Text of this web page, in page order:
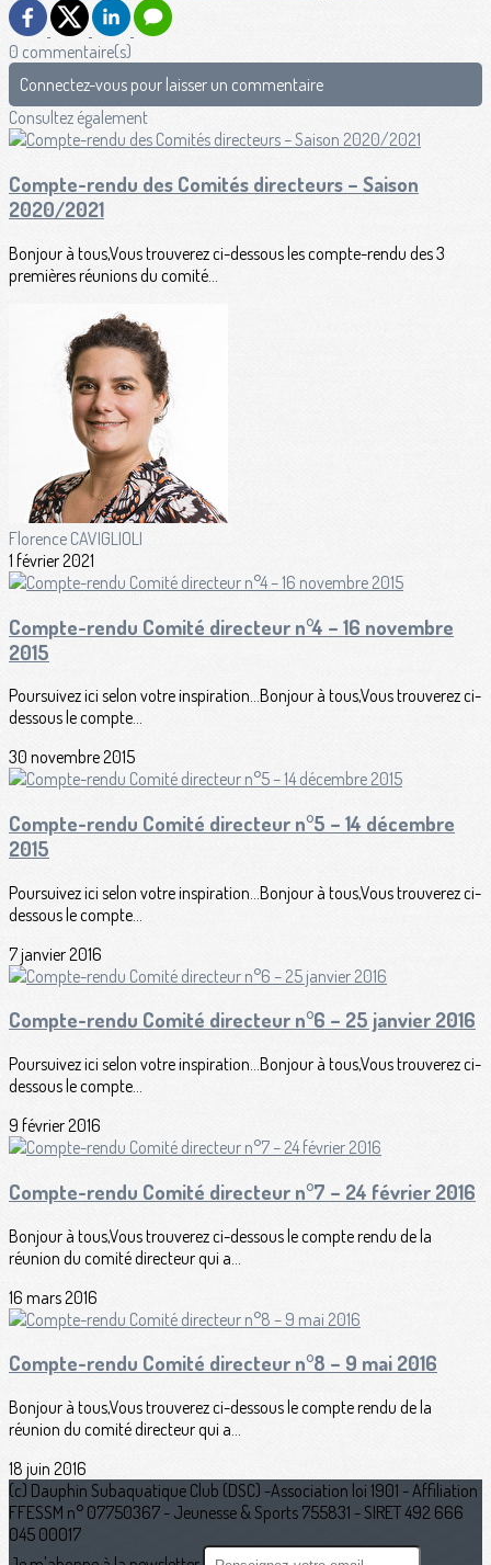
0 commentaire(s)
Connectez-vous pour laisser un commentaire
Consultez également
Compte-rendu des Comités directeurs – Saison
2020/2021
Bonjour à tous,Vous trouverez ci-dessous les compte-rendu des 3
premières réunions du comité...
Florence CAVIGLIOLI
1 février 2021
Compte-rendu Comité directeur n°4 – 16 novembre
2015
Poursuivez ici selon votre inspiration...Bonjour à tous,Vous trouverez ci-
dessous le compte...
30 novembre 2015
Compte-rendu Comité directeur n°5 – 14 décembre
2015
Poursuivez ici selon votre inspiration...Bonjour à tous,Vous trouverez ci-
dessous le compte...
7 janvier 2016
Compte-rendu Comité directeur n°6 – 25 janvier 2016
Poursuivez ici selon votre inspiration...Bonjour à tous,Vous trouverez ci-
dessous le compte...
9 février 2016
Compte-rendu Comité directeur n°7 – 24 février 2016
Bonjour à tous,Vous trouverez ci-dessous le compte rendu de la
réunion du comité directeur qui a...
16 mars 2016
Compte-rendu Comité directeur n°8 – 9 mai 2016
Bonjour à tous,Vous trouverez ci-dessous le compte rendu de la
réunion du comité directeur qui a...
18 juin 2016
(c) Dauphin Subaquatique Club (DSC) -Association loi 1901 - Affiliation
FFESSM n° 07750367 - Jeunesse & Sports 755831 - SIRET 492 666
045 00017